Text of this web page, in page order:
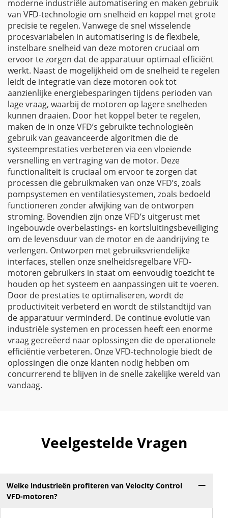
moderne industriële automatisering en maken gebruik
van VFD-technologie om snelheid en koppel met grote
precisie te regelen. Vanwege de snel wisselende
procesvariabelen in automatisering is de flexibele,
instelbare snelheid van deze motoren cruciaal om
ervoor te zorgen dat de apparatuur optimaal efficiënt
werkt. Naast de mogelijkheid om de snelheid te regelen
leidt de integratie van deze motoren ook tot
aanzienlijke energiebesparingen tijdens perioden van
lage vraag, waarbij de motoren op lagere snelheden
kunnen draaien. Door het koppel beter te regelen,
maken de in onze VFD’s gebruikte technologieën
gebruik van geavanceerde algoritmen die de
systeemprestaties verbeteren via een vloeiende
versnelling en vertraging van de motor. Deze
functionaliteit is cruciaal om ervoor te zorgen dat
processen die gebruikmaken van onze VFD’s, zoals
pompsystemen en ventilatiesystemen, zoals bedoeld
functioneren zonder afwijking van de ontworpen
stroming. Bovendien zijn onze VFD’s uitgerust met
ingebouwde overbelastings- en kortsluitingsbeveiliging
om de levensduur van de motor en de aandrijving te
verlengen. Ontworpen met gebruiksvriendelijke
interfaces, stellen onze snelheidsregelbare VFD-
motoren gebruikers in staat om eenvoudig toezicht te
houden op het systeem en aanpassingen uit te voeren.
Door de prestaties te optimaliseren, wordt de
productiviteit verbeterd en wordt de stilstandtijd van
de apparatuur verminderd. De continue evolutie van
industriële systemen en processen heeft een enorme
vraag gecreëerd naar oplossingen die de operationele
efficiëntie verbeteren. Onze VFD-technologie biedt de
oplossingen die onze klanten nodig hebben om
concurrerend te blijven in de snelle zakelijke wereld van
vandaag.
Veelgestelde Vragen
Welke industrieën profiteren van Velocity Control
VFD-motoren?